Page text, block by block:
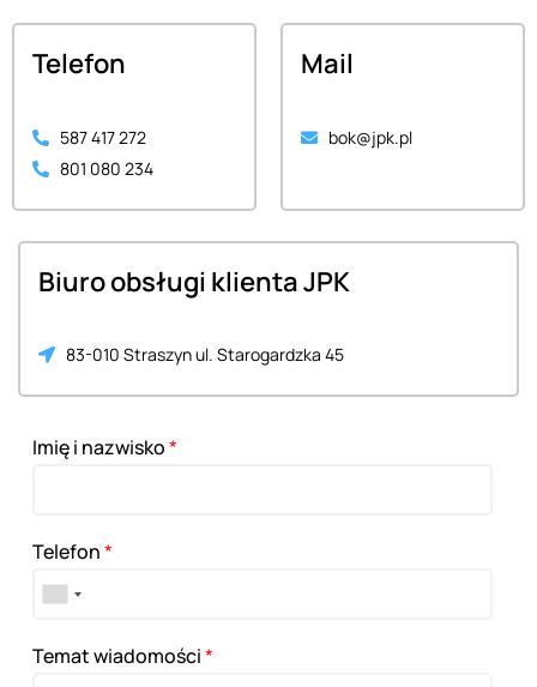
Telefon
587 417 272
801 080 234
Mail
bok@jpk.pl
Biuro obsługi klienta JPK
83-010 Straszyn ul. Starogardzka 45
Imię i nazwisko*
Telefon*
Temat wiadomości*